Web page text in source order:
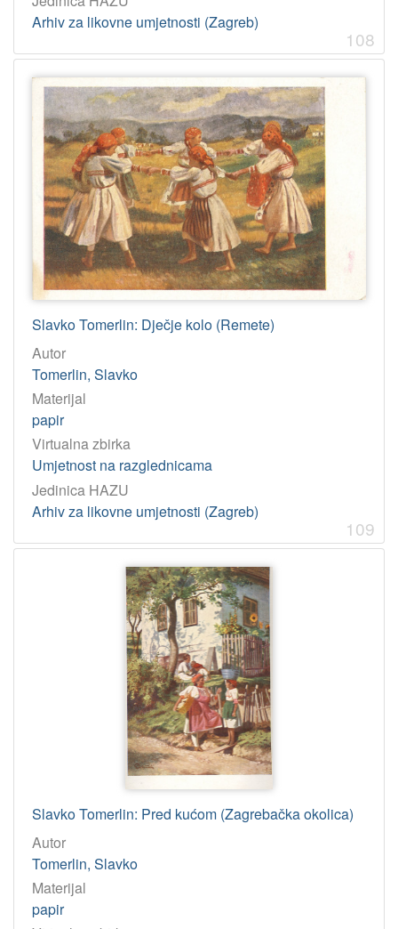
Arhiv za likovne umjetnosti (Zagreb)
108
Slavko Tomerlin: Dječje kolo (Remete)
Autor
Tomerlin, Slavko
Materijal
papir
Virtualna zbirka
Umjetnost na razglednicama
Jedinica HAZU
Arhiv za likovne umjetnosti (Zagreb)
109
Slavko Tomerlin: Pred kućom (Zagrebačka okolica)
Autor
Tomerlin, Slavko
Materijal
papir